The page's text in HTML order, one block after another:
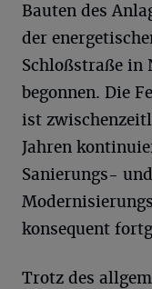
Bauten des
der
Schloßstraße in
begonnen. Die
ist
Jahren
Sanierungs- und
konsequent
Trotz des